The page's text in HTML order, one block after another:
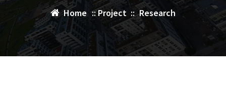
Home ::Project:: Research